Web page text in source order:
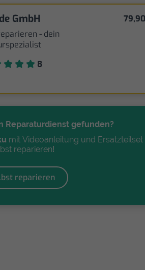
GmbH
- dein
8
Reparaturdienst gefunden?
mit Videoanleitung und Ersatzteilset
reparieren!
reparieren